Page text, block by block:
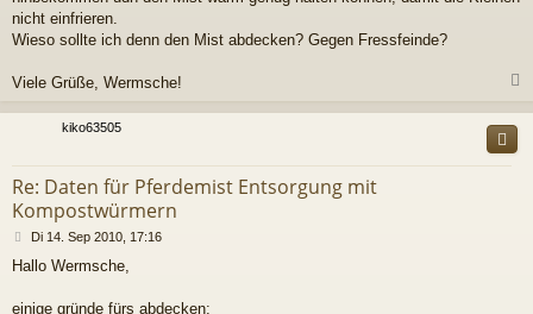
nicht einfrieren.
Wieso sollte ich denn den Mist abdecken? Gegen Fressfeinde?
Viele Grüße, Wermsche!
c
kiko63505
Re: Daten für Pferdemist Entsorgung mit
Kompostwürmern
B
i
r
Di 14. Sep 2010, 17:16
Hallo Wermsche,
einige gründe fürs abdecken: